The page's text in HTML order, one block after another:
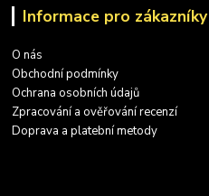
Informace pro zákazníky
O nás
Obchodní podmínky
Ochrana osobních údajů
Zpracování a ověřování recenzí
Doprava a platební metody